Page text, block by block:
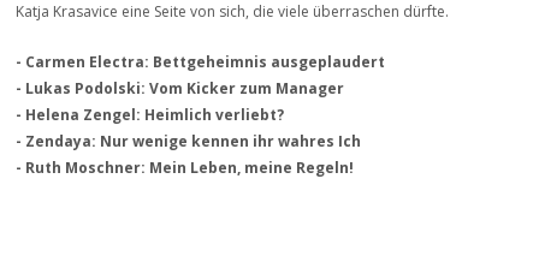
Katja Krasavice eine Seite von sich, die viele überraschen dürfte.
- Carmen Electra: Bettgeheimnis ausgeplaudert
- Lukas Podolski: Vom Kicker zum Manager
- Helena Zengel: Heimlich verliebt?
- Zendaya: Nur wenige kennen ihr wahres Ich
- Ruth Moschner: Mein Leben, meine Regeln!